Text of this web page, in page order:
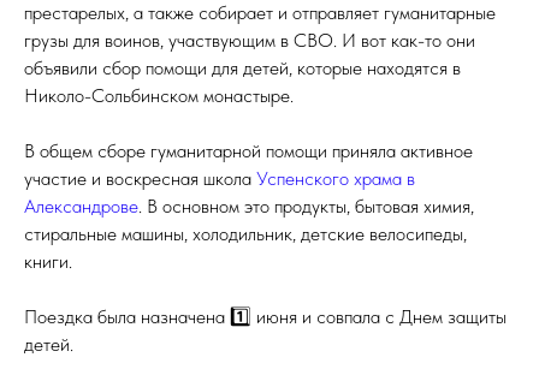
престарелых, а также собирает и отправляет гуманитарные
грузы для воинов, участвующим в СВО. И вот как-то они
объявили сбор помощи для детей, которые находятся в
Николо-Сольбинском монастыре.
В общем сборе гуманитарной помощи приняла активное
участие и воскресная школа Успенского храма в
Александрове. В основном это продукты, бытовая химия,
стиральные машины, холодильник, детские велосипеды,
книги.
Поездка была назначена 1️⃣ июня и совпала с Днем защиты
детей.